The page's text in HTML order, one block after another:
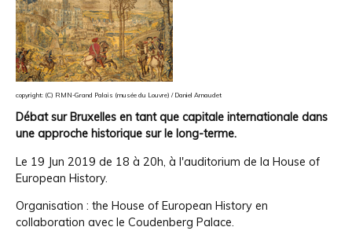
copyright: (C) RMN-Grand Palais (musée du Louvre) / Daniel Arnaudet
Débat sur Bruxelles en tant que capitale internationale dans
une approche historique sur le long-terme.
Le 19 Jun 2019 de 18 à 20h, à l'auditorium de la House of
European History.
Organisation : the House of European History en
collaboration avec le Coudenberg Palace.